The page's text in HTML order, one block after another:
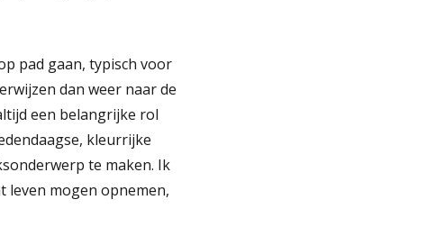
pad gaan, typisch voor
dan weer naar de
een belangrijke rol
kleurrijke
te maken. Ik
leven mogen opnemen,